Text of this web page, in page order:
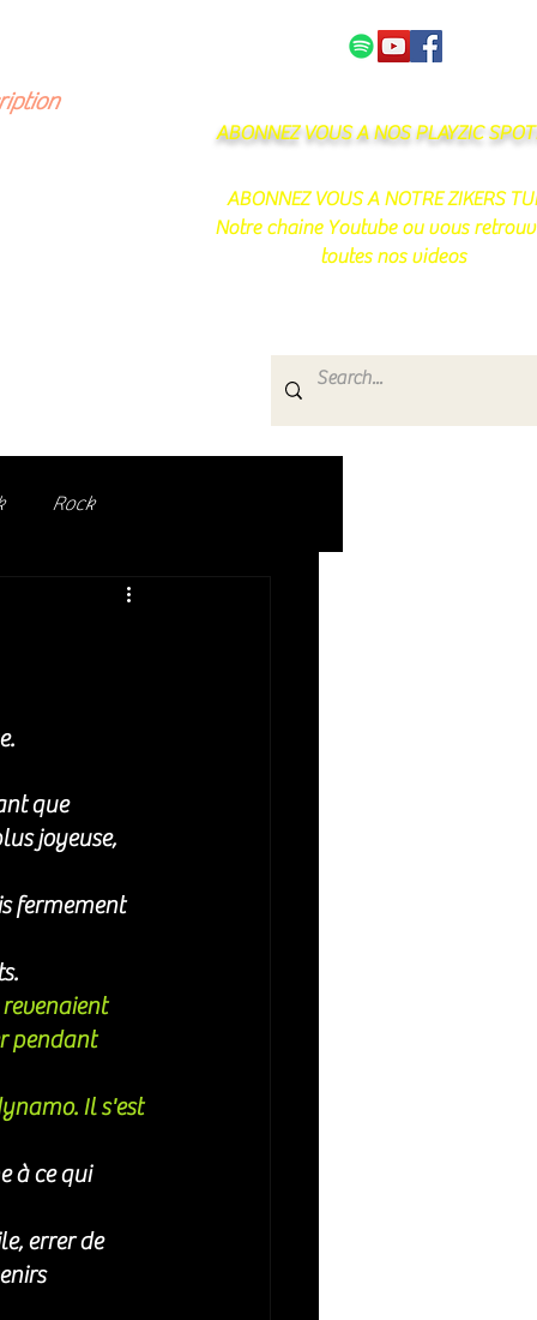
ABONNEZ VOUS A NOS PLAYZIC
ABONNEZ VOUS A NOTRE ZIKERS
Notre chaine Youtube ou vous
toutes nos videos
de passionnés !
Rock
que
joyeuse,
fermement
pendant
Il s'est
à ce qui
errer de